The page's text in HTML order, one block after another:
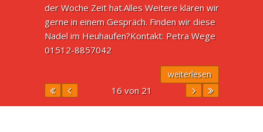
der Woche Zeit hat.Alles Weitere klären wir
gerne in einem Gespräch. Finden wir diese
Nadel im Heuhaufen?Kontakt: Petra Wege
01512-8857042
weiterlesen
16 von 21